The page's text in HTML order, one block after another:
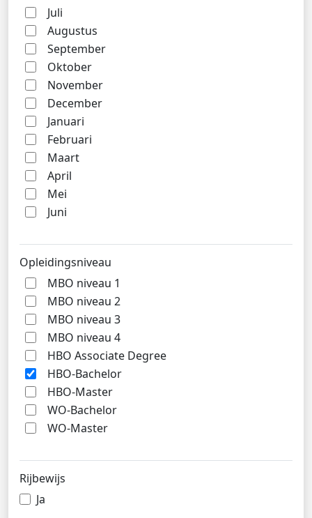
Juli
Augustus
September
Oktober
November
December
Januari
Februari
Maart
April
Mei
Juni
Opleidingsniveau
MBO niveau 1
MBO niveau 2
MBO niveau 3
MBO niveau 4
HBO Associate Degree
HBO-Bachelor
HBO-Master
WO-Bachelor
WO-Master
Rijbewijs
Ja